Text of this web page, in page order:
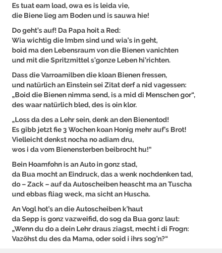
Es tuat eam load, owa es is leida vie,
die Biene lieg am Boden und is sauwa hie!
Do geht’s auf! Da Papa hoit a Red:
Wia wichtig die Imbm sind und wia’s in geht,
boid ma den Lebensraum von die Bienen vanichten
und mit die Spritzmittel s’gonze Leben hi’richten.
Dass die Varroamilben die kloan Bienen fressen,
und natürlich an Einstein sei Zitat derf a nid vagessen:
„Boid die Bienen nimma send, is a mid di Menschen gor“,
des waar natürlich bled, des is oin klor.
„Loss da des a Lehr sein, denk an den Bienentod!
Es gibb jetzt fie 3 Wochen koan Honig mehr auf’s Brot!
Vielleicht denkst nocha no adiam dru,
wos i da vom Bienensterben beibrocht hu!“
Bein Hoamfohn is an Auto in gonz stad,
da Bua mocht an Eindruck, das a wenk nochdenken tad,
do – Zack – auf da Autoscheiben heascht ma an Tuscha
und ebbas fliag weck, ma sicht an Huscha.
An Vogl hot’s an die Autoscheiben k’haut
da Sepp is gonz vazweifid, do sog da Bua gonz laut:
„Wenn du do a dein Lehr draus ziagst, mecht i di Frogn:
Vazöhst du des da Mama, oder soid i ihrs sog’n?“